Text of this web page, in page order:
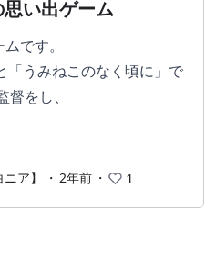
い出ゲーム
です。
「うみねこのなく頃に」で
をし、
てきた嫦娥町には秘密が
です。
ア】 ・ 2年前 ・ 1